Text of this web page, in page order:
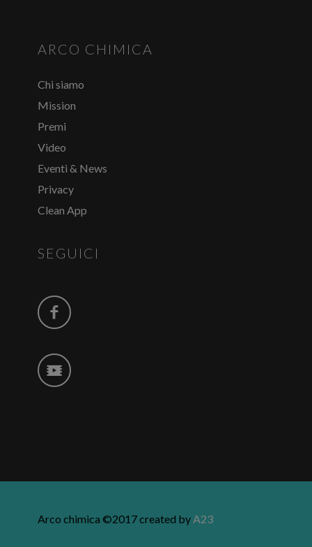
ARCO CHIMICA
Chi siamo
Mission
Premi
Video
Eventi & News
Privacy
Clean App
SEGUICI
Arco chimica ©2017 created byA23